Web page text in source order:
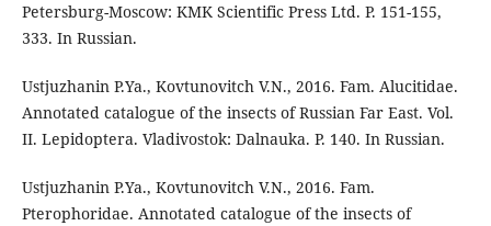
Petersburg-Moscow: KMK Scientific Press Ltd. P. 151-155,
333. In Russian.
Ustjuzhanin P.Ya., Kovtunovitch V.N., 2016. Fam. Alucitidae.
Annotated catalogue of the insects of Russian Far East. Vol.
II. Lepidoptera. Vladivostok: Dalnauka. P. 140. In Russian.
Ustjuzhanin P.Ya., Kovtunovitch V.N., 2016. Fam.
Pterophoridae. Annotated catalogue of the insects of